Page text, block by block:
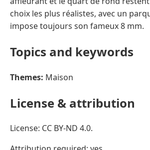
choix les plus réalistes, avec un
impose toujours son fameux 8 mm.
Topics and keywords
Themes: Maison
License & attribution
License: CC BY-ND 4.0.